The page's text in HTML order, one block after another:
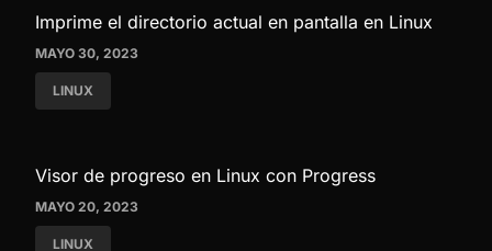
Imprime el directorio actual en pantalla en Linux
MAYO 30, 2023
LINUX
Visor de progreso en Linux con Progress
MAYO 20, 2023
LINUX